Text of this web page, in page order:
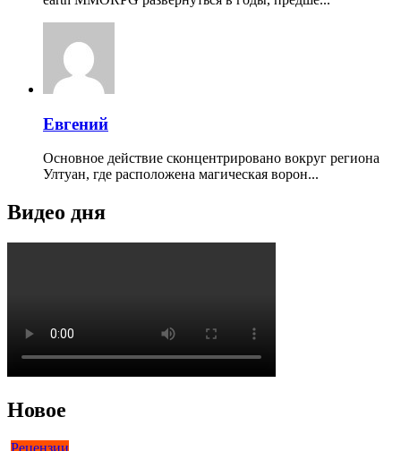
Евгений
Основное действие сконцентрировано вокруг региона
Ултуан, где расположена магическая ворон...
Видео дня
Новое
Рецензии